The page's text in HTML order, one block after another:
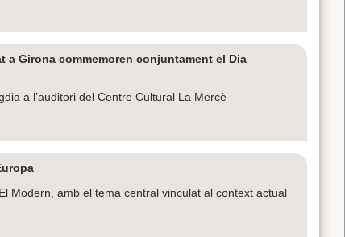
a Girona commemoren conjuntament el Dia
a l’auditori del Centre Cultural La Mercè
Modern, amb el tema central vinculat al context actual